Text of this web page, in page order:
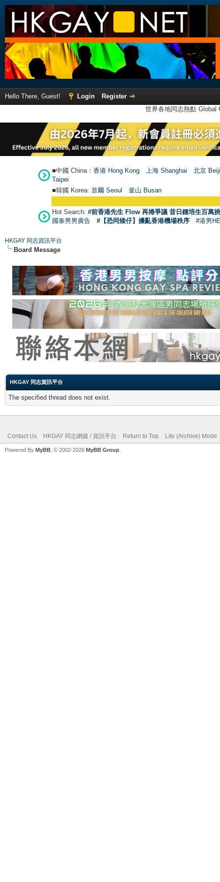
Hello There, Guest! Login
Register
世界各地同志熱點
■中國 China： 香港 Hong Kong 上海 Shanghai
北京
Taipei
■韓國 Korea: 首爾 Seoul 釜山 Busan
Hot Search: #前香港先生 Flow 再捲爭議 昔日鍾培生百萬
國泰男男廣告
#【恐同矮仔】擾亂香港機場秩序 #港男
HKGAY 同志資訊平台
Board Message
HKGAY 同志資訊平台
The specified thread does not exist.
Contact Us HKGAY 同志網媒 / 資訊平台 Return to Top Lite (Archive) Mode
Powered By MyBB , © 2002-2026 MyBB Group